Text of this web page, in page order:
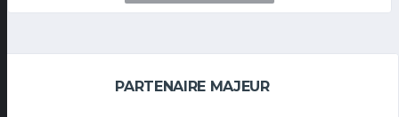
PARTENAIRE MAJEUR